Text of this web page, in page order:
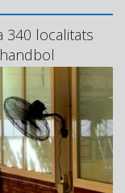
340 localitats